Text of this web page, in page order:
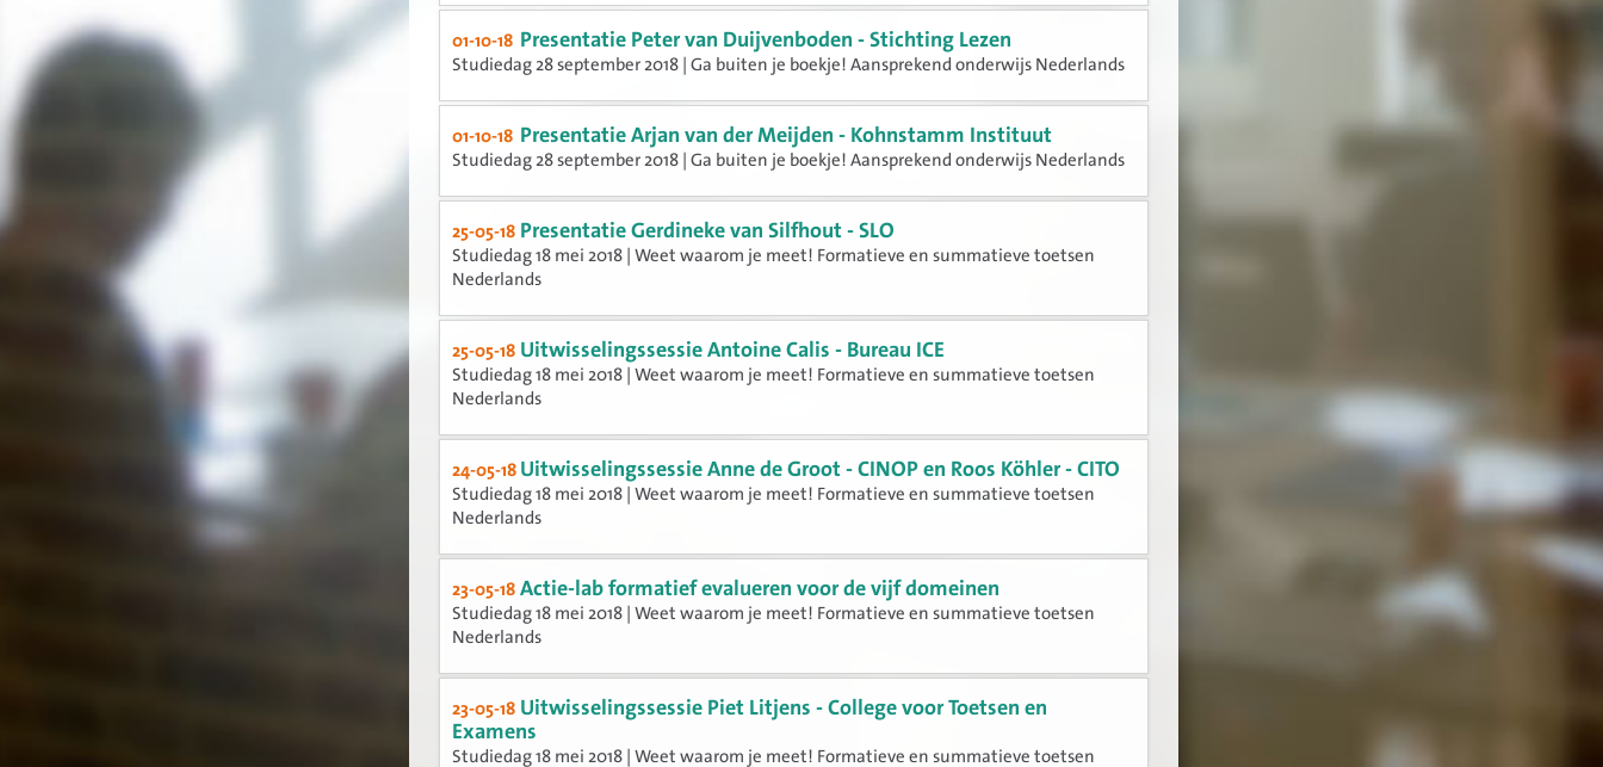
01-10-18 Presentatie Peter van Duijvenboden - Stichting Lezen
Studiedag 28 september 2018 | Ga buiten je boekje! Aansprekend onderwijs Nederlands
01-10-18 Presentatie Arjan van der Meijden - Kohnstamm Instituut
Studiedag 28 september 2018 | Ga buiten je boekje! Aansprekend onderwijs Nederlands
25-05-18 Presentatie Gerdineke van Silfhout - SLO
Studiedag 18 mei 2018 | Weet waarom je meet! Formatieve en summatieve toetsen
Nederlands
25-05-18 Uitwisselingssessie Antoine Calis - Bureau ICE
Studiedag 18 mei 2018 | Weet waarom je meet! Formatieve en summatieve toetsen
Nederlands
24-05-18 Uitwisselingssessie Anne de Groot - CINOP en Roos Köhler - CITO
Studiedag 18 mei 2018 | Weet waarom je meet! Formatieve en summatieve toetsen
Nederlands
23-05-18 Actie-lab formatief evalueren voor de vijf domeinen
Studiedag 18 mei 2018 | Weet waarom je meet! Formatieve en summatieve toetsen
Nederlands
23-05-18 Uitwisselingssessie Piet Litjens - College voor Toetsen en
Examens
Studiedag 18 mei 2018 | Weet waarom je meet! Formatieve en summatieve toetsen